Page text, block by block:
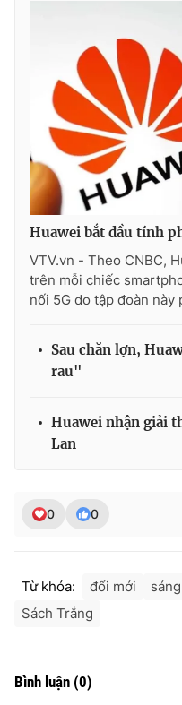
THỜI BÁO VTV
Theo dõi báo trên
Cơ quan chủ quản:
Đài
Giấy phép hoạt động báo
cấp ngày 29/12/2023
Phó Tổng Biên tập: Nguyễn
Nguyễn Trọng Ninh
Email:toasoan@vtv.vn
Huawei bắt đầu tính
VTV.vn - Theo CNBC,
trên mỗi chiếc
nối 5G do tập đoàn này
Sau chăn lợn,
rau"
Huawei nhận giải
Lan
0 0
Từ khóa: đổi mới
Sách Trắng
Bình luận (0)